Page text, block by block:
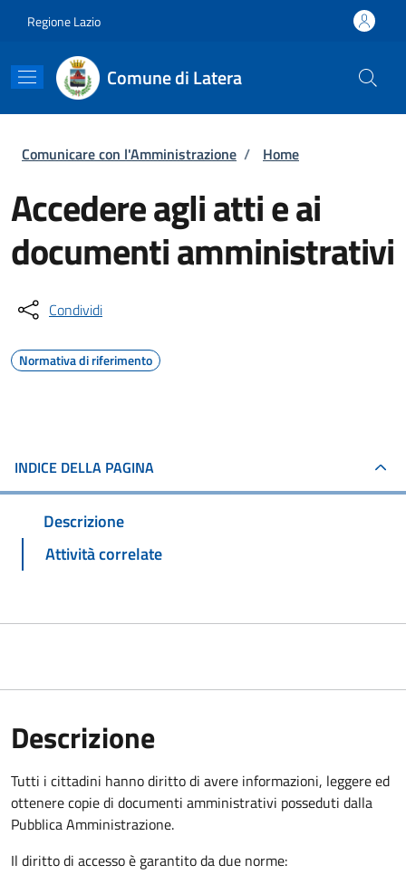
Regione Lazio
Comune di Latera
Briciole di pane
Comunicare con l'Amministrazione / Home
Accedere agli atti e ai
documenti amministrativi
Condividi
Normativa di riferimento
INDICE DELLA PAGINA
Descrizione
Attività correlate
Descrizione
Tutti i cittadini hanno diritto di avere informazioni, leggere ed
ottenere copie di documenti amministrativi posseduti dalla
Pubblica Amministrazione.
Il diritto di accesso è garantito da due norme: